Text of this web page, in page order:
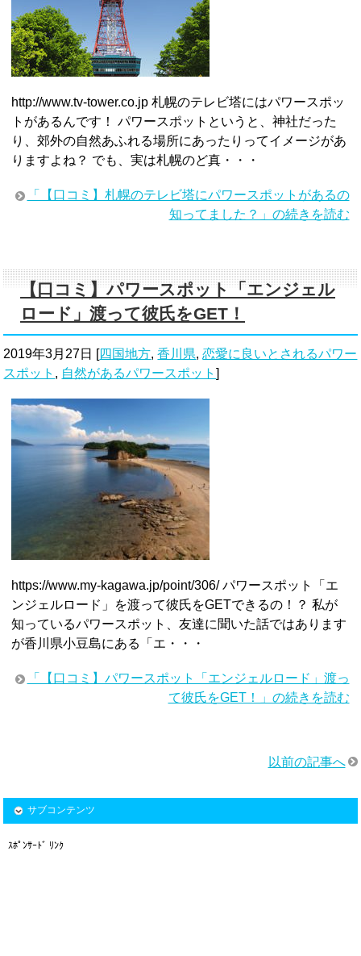
http://www.tv-tower.co.jp 札幌のテレビ塔にはパワースポッ
トがあるんです！ パワースポットというと、神社だった
り、郊外の自然あふれる場所にあったりってイメージがあ
りますよね？ でも、実は札幌のど真・・・
「【口コミ】札幌のテレビ塔にパワースポットがあるの
知ってました？」の続きを読む
【口コミ】パワースポット「エンジェル
ロード」渡って彼氏をGET！
2019年3月27日 [四国地方,香川県,恋愛に良いとされるパワー
スポット , 自然があるパワースポット]
https://www.my-kagawa.jp/point/306/ パワースポット「エ
ンジェルロード」を渡って彼氏をGETできるの！？ 私が
知っているパワースポット、友達に聞いた話ではあります
が香川県小豆島にある「エ・・・
「【口コミ】パワースポット「エンジェルロード」渡っ
て彼氏をGET！」の続きを読む
以前の記事へ
サブコンテンツ
ｽﾎﾟﾝｻｰﾄﾞ ﾘﾝｸ